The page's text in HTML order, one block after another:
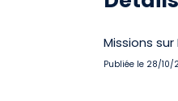
Missions
Publiée le 28/10/